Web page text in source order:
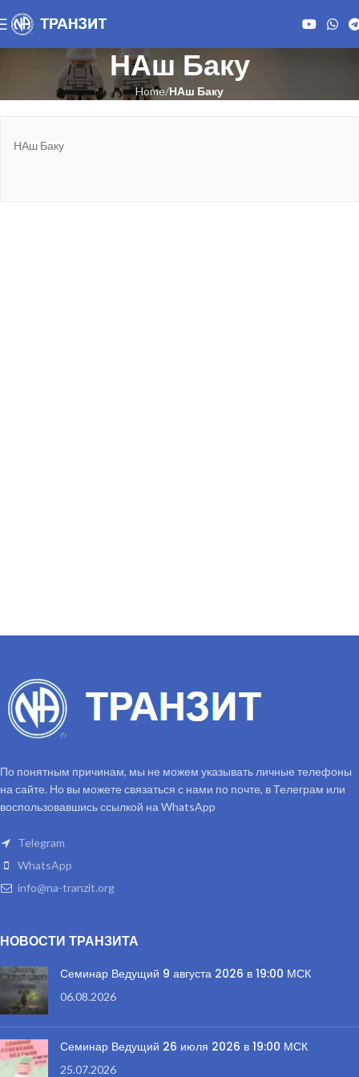
НАш Баку
Home НАш Баку
НАш Баку
По понятным причинам, мы не можем указывать личные телефоны
на сайте. Но вы можете связаться с нами по почте, в Телеграм или
воспользовавшись ссылкой на WhatsApp
Telegram
WhatsApp
info@na-tranzit.org
НОВОСТИ ТРАНЗИТА
Семинар Ведущий 9 августа 2026 в 19:00 МСК
06.08.2026
Семинар Ведущий 26 июля 2026 в 19:00 МСК
25.07.2026